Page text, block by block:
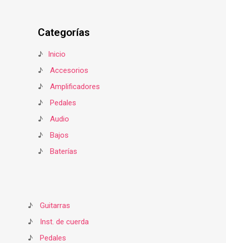
Categorías
♪
Inicio
♪
Accesorios
♪
Amplificadores
♪
Pedales
♪
Audio
♪
Bajos
♪
Baterías
♪
Guitarras
♪
Inst. de cuerda
♪
Pedales